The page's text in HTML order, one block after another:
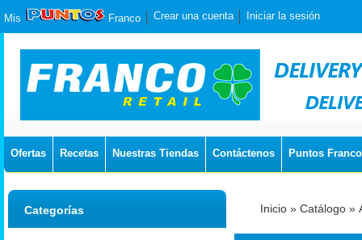
Mis Franco Crear una cuenta Iniciar la sesión
Ofertas Recetas Nuestras Tiendas Contáctenos Puntos Franco
Inicio » Catálogo »
Categorías